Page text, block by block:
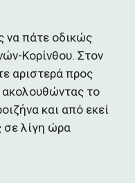
να πάτε οδικώς
Κορίνθου. Στον
αριστερά προς
ακολουθώντας το
και από εκεί
σε λίγη ώρα